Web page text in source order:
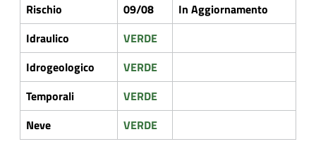
Rischio
09/08
In Aggiornamento
Idraulico
VERDE
Idrogeologico
VERDE
Temporali
VERDE
Neve
VERDE